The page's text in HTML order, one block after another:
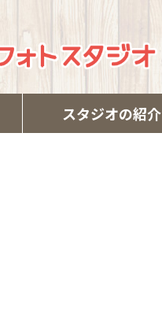
スタジオの紹介